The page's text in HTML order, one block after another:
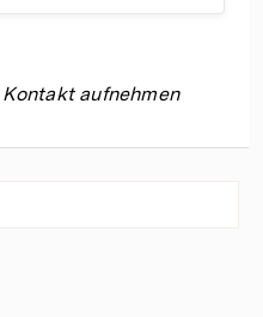
Kontakt aufnehmen